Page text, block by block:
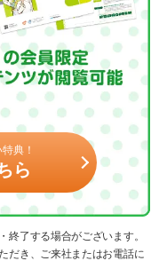
典！
ら
了する場合がございます。
だき、ご来社またはお電話に